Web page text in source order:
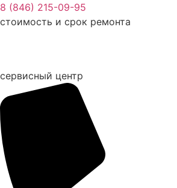
Перейти
к
8 (846) 215-09-95
стоимость и срок ремонта
сервисный центр